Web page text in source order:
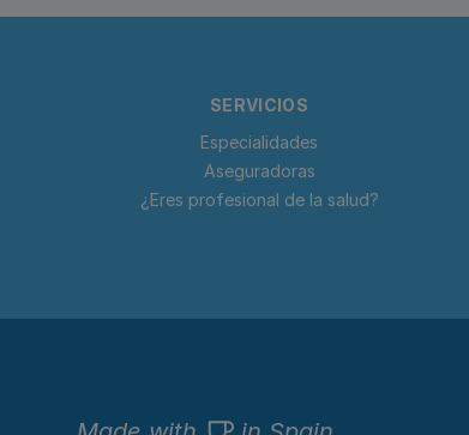
SERVICIOS
Especialidades
Aseguradoras
¿Eres profesional de la salud?